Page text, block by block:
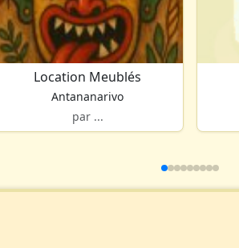
Location Meublés
Antananarivo
par ...